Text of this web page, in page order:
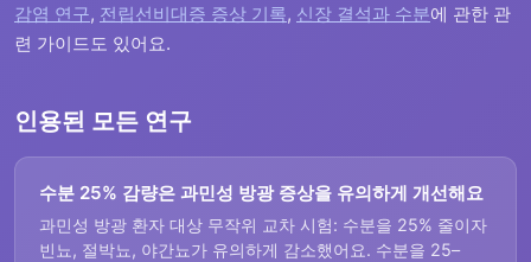
감염 연구, 전립선비대증 증상 기록, 신장 결석과 수분에 관한 관
련 가이드도 있어요.
인용된 모든 연구
수분 25% 감량은 과민성 방광 증상을 유의하게 개선해요
과민성 방광 환자 대상 무작위 교차 시험: 수분을 25% 줄이자
빈뇨, 절박뇨, 야간뇨가 유의하게 감소했어요. 수분을 25–